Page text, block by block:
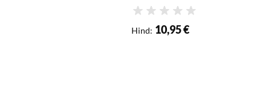
Hinnang
Hind: 10,95 €